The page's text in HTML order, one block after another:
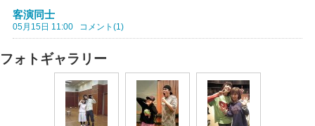
客演同士
05月15日 11:00 コメント(1)
フォトギャラリー